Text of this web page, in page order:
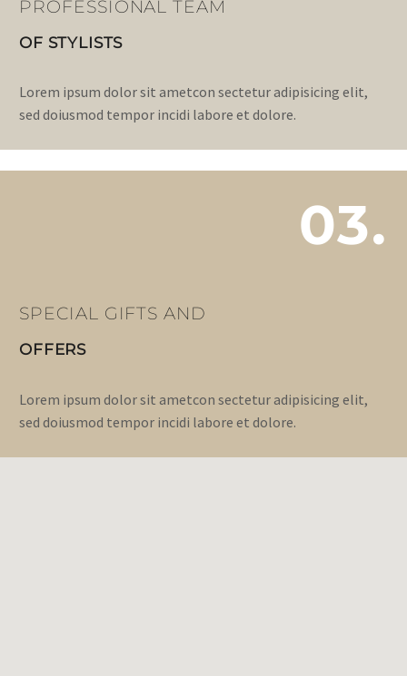
PROFESSIONAL TEAM
OF STYLISTS
Lorem ipsum dolor sit ametcon sectetur adipisicing elit,
sed doiusmod tempor incidi labore et dolore.
03.
SPECIAL GIFTS AND
OFFERS
Lorem ipsum dolor sit ametcon sectetur adipisicing elit,
sed doiusmod tempor incidi labore et dolore.